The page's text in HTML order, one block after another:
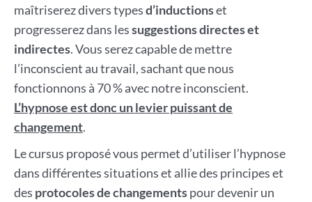
maîtriserez divers typesd’inductionset
progresserez dans lessuggestions directes et
indirectes. Vous serez capable de mettre
l’inconscient au travail, sachant que nous
fonctionnons à 70 % avec notre inconscient.
L’hypnose est donc un levier puissant de
changement.
Le cursus proposé vous permet d’utiliser l’hypnose
dans différentes situations et allie des principes et
des protocoles de changementspour devenir un